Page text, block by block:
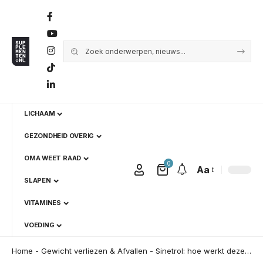
LICHAAM
GEZONDHEID OVERIG
OMA WEET RAAD
SLAPEN
VITAMINES
VOEDING
0
Aa
Home - Gewicht verliezen & Afvallen - Sinetrol: hoe werkt deze krachtige stof voor gewichtsverlies in 2026?